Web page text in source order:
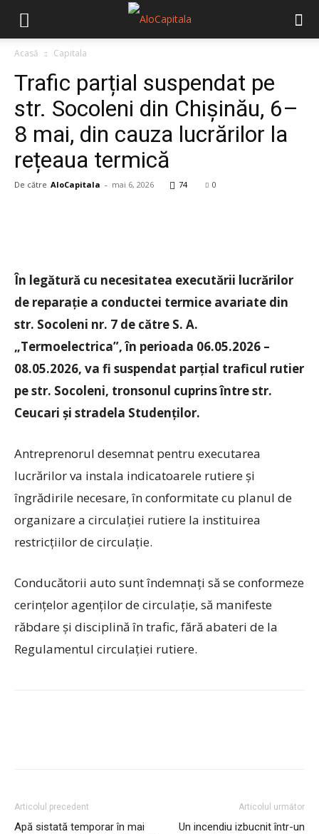
Acasă Capitala
Trafic parțial suspendat pe
str. Socoleni din Chișinău, 6–
8 mai, din cauza lucrărilor la
rețeaua termică
De către AloCapitala - mai 6, 2026 74 0
În legătură cu necesitatea executării lucrărilor
de reparație a conductei termice avariate din
str. Socoleni nr. 7 de către S. A.
„Termoelectrica”, în perioada 06.05.2026 –
08.05.2026, va fi suspendat parțial traficul rutier
pe str. Socoleni, tronsonul cuprins între str.
Ceucari şi stradela Studenților.
Antreprenorul desemnat pentru executarea
lucrărilor va instala indicatoarele rutiere și
îngrădirile necesare, în conformitate cu planul de
organizare a circulației rutiere la instituirea
restricțiilor de circulație.
Conducătorii auto sunt îndemnaţi să se conformeze
cerințelor agenților de circulație, să manifeste
răbdare și disciplină în trafic, fără abateri de la
Regulamentul circulației rutiere.
Articolul precedent
Apă sistată temporar în mai
Articolul următor
Un incendiu izbucnit într-un